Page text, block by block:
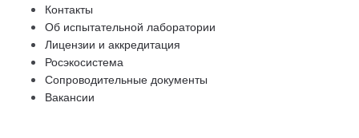
Контакты
Об испытательной лаборатории
Лицензии и аккредитация
Росэкосистема
Сопроводительные документы
Вакансии